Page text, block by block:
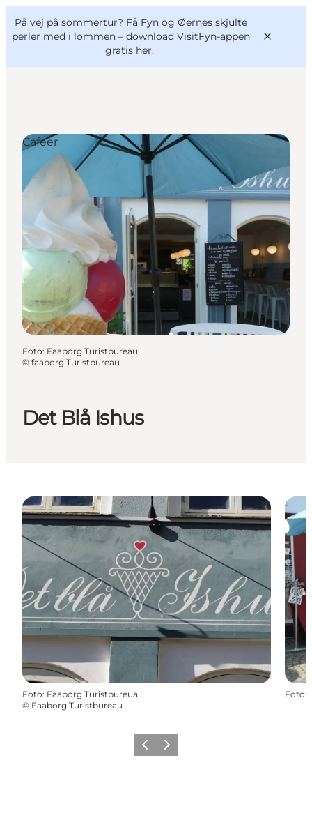
På vej på sommertur? Få Fyn og Øernes skjulte
perler med i lommen – download VisitFyn-appen
gratis her.
Oplevelser
Outdoor
Mad og drikke
Overnatning
Book lokale oplevelser
VisitFyn
Deutsch
Det Blå Ishus
Cafeer
Foto: Faaborg Turistbureau
© faaborg Turistbureau
Foto: Faaborg Turistbureua
© Faaborg Turistbureau
Foto:
ForrigeNæste